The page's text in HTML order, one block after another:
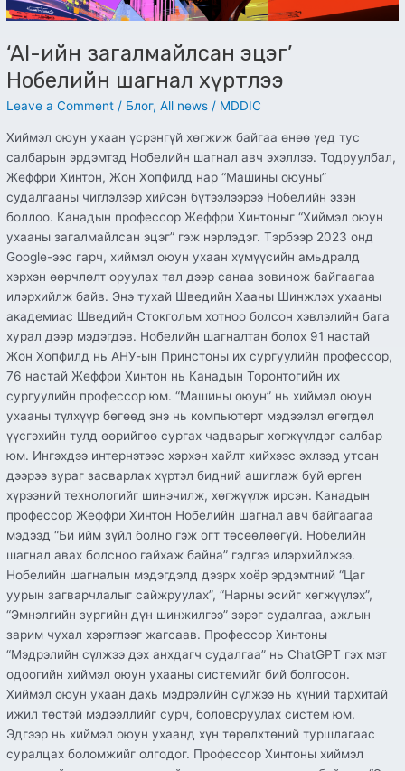
‘AI-ийн загалмайлсан эцэг’
Нобелийн шагнал хүртлээ
Leave a Comment / Блог,All news / MDDIC
Хиймэл оюун ухаан үсрэнгүй хөгжиж байгаа өнөө үед тус
салбарын эрдэмтэд Нобелийн шагнал авч эхэллээ. Тодруулбал,
Жеффри Хинтон, Жон Хопфилд нар “Машины оюуны”
судалгааны чиглэлээр хийсэн бүтээлээрээ Нобелийн эзэн
боллоо. Канадын профессор Жеффри Хинтоныг “Хиймэл оюун
ухааны загалмайлсан эцэг” гэж нэрлэдэг. Тэрбээр 2023 онд
Google-ээс гарч, хиймэл оюун ухаан хүмүүсийн амьдралд
хэрхэн өөрчлөлт оруулах тал дээр санаа зовинож байгаагаа
илэрхийлж байв. Энэ тухай Шведийн Хааны Шинжлэх ухааны
академиас Шведийн Стокгольм хотноо болсон хэвлэлийн бага
хурал дээр мэдэгдэв. Нобелийн шагналтан болох 91 настай
Жон Хопфилд нь АНУ-ын Принстоны их сургуулийн профессор,
76 настай Жеффри Хинтон нь Канадын Торонтогийн их
сургуулийн профессор юм. “Машины оюун” нь хиймэл оюун
ухааны түлхүүр бөгөөд энэ нь компьютерт мэдээлэл өгөгдөл
үүсгэхийн тулд өөрийгөө сургах чадварыг хөгжүүлдэг салбар
юм. Ингэхдээ интернэтээс хэрхэн хайлт хийхээс эхлээд утсан
дээрээ зураг засварлах хүртэл бидний ашиглаж буй өргөн
хүрээний технологийг шинэчилж, хөгжүүлж ирсэн. Канадын
профессор Жеффри Хинтон Нобелийн шагнал авч байгаагаа
мэдээд “Би ийм зүйл болно гэж огт төсөөлөөгүй. Нобелийн
шагнал авах болсноо гайхаж байна” гэдгээ илэрхийлжээ.
Нобелийн шагналын мэдэгдэлд дээрх хоёр эрдэмтний “Цаг
уурын загварчлалыг сайжруулах”, “Нарны эсийг хөгжүүлэх”,
“Эмнэлгийн зургийн дүн шинжилгээ” зэрэг судалгаа, ажлын
зарим чухал хэрэглээг жагсаав. Профессор Хинтоны
“Мэдрэлийн сүлжээ дэх анхдагч судалгаа” нь ChatGPT гэх мэт
одоогийн хиймэл оюун ухааны системийг бий болгосон.
Хиймэл оюун ухаан дахь мэдрэлийн сүлжээ нь хүний ​​тархитай
ижил төстэй мэдээллийг сурч, боловсруулах систем юм.
Эдгээр нь хиймэл оюун ухаанд хүн төрөлхтөний туршлагаас
суралцах боломжийг олгодог. Профессор Хинтоны хиймэл